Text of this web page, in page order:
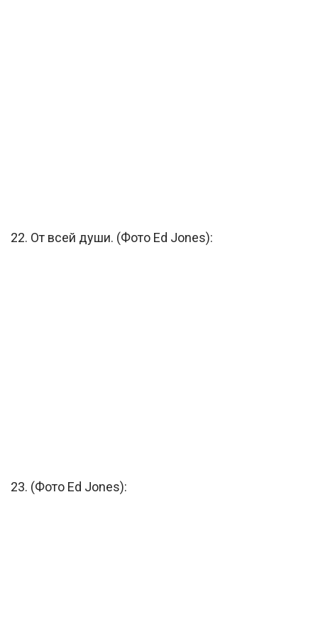
22. От всей души. (Фото Ed Jones):
23. (Фото Ed Jones):